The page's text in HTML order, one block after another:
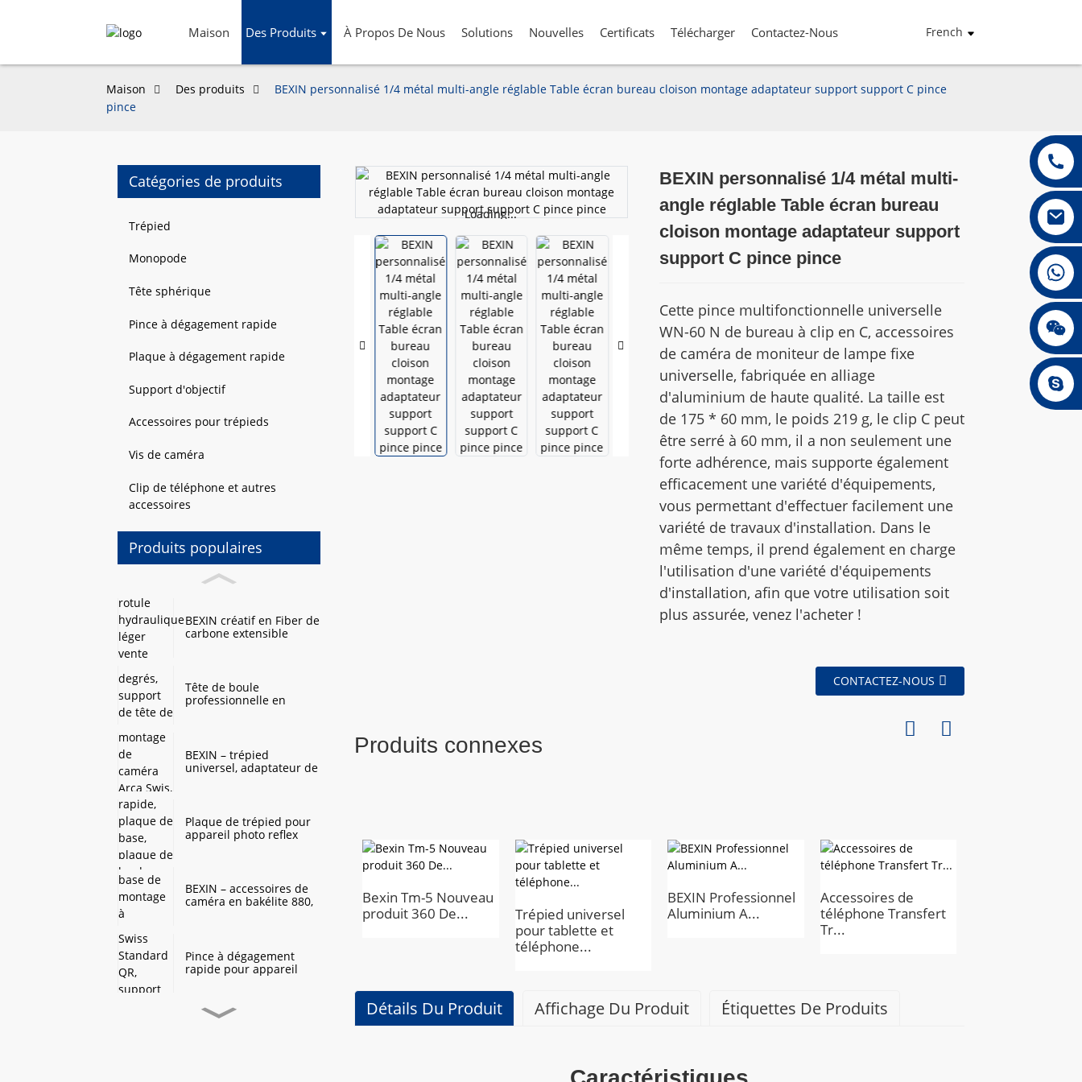
Maison Des Produits À Propos De Nous Solutions Nouvelles Certificats Télécharger Contactez-Nous French
+86 13432147367
Maison Des produits
BEXIN personnalisé 1/4 métal multi-angle réglable Table écran bureau cloison montage adaptateur support support C pince
pince
Catégories de produits
Trépied
Monopode
Tête sphérique
Pince à dégagement rapide
Plaque à dégagement rapide
Support d'objectif
Accessoires pour trépieds
Vis de caméra
Clip de téléphone et autres
accessoires
Produits populaires
BEXIN créatif en Fiber de
carbone extensible
l'enregistrement
Tête de boule
professionnelle en
de boule pour trépied
d'appareil photo
numérique DSLR
BEXIN – trépied
universel, adaptateur de
dégagement rapide pour
Benro sirui QZSD
Plaque de trépied pour
appareil photo reflex
de montage pour
appareil photo reflex
BEXIN – accessoires de
caméra en bakélite 880,
trépied YUNTENG 880,
offre spéciale
Pince à dégagement
rapide pour appareil
support de trépied
Applicable pour appareil
BEXIN – trépied
Loading...
Loading... Loading...
Loading... Loading...
Loading...
BEXIN personnalisé 1/4 métal multi-
angle réglable Table écran bureau
cloison montage adaptateur support
support C pince pince
Cette pince multifonctionnelle universelle
WN-60 N de bureau à clip en C, accessoires
de caméra de moniteur de lampe fixe
universelle, fabriquée en alliage
d'aluminium de haute qualité. La taille est
de 175 * 60 mm, le poids 219 g, le clip C peut
être serré à 60 mm, il a non seulement une
forte adhérence, mais supporte également
efficacement une variété d'équipements,
vous permettant d'effectuer facilement une
variété de travaux d'installation. Dans le
même temps, il prend également en charge
l'utilisation d'une variété d'équipements
d'installation, afin que votre utilisation soit
plus assurée, venez l'acheter !
CONTACTEZ-NOUS
Produits connexes
Bexin Tm-5 Nouveau
produit 360 De...
Trépied universel
pour tablette et
téléphone...
BEXIN Professionnel
Aluminium A...
Accessoires de
téléphone Transfert
Tr...
Détails Du Produit Affichage Du Produit Étiquettes De Produits